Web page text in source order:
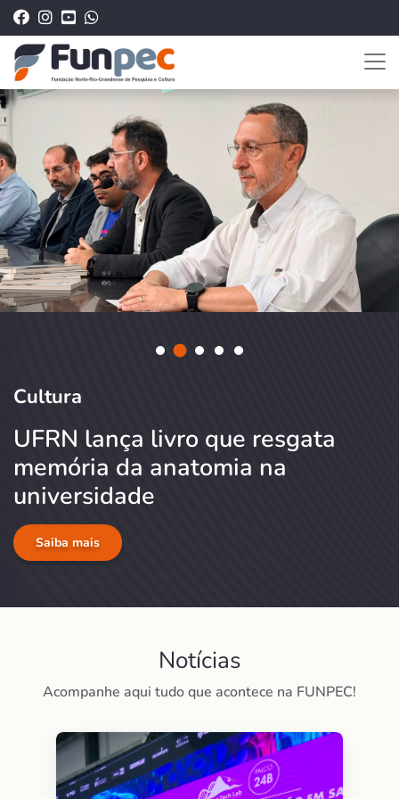
Cultura
UFRN lança livro que resgata
memória da anatomia na
universidade
Saiba mais
Notícias
Acompanhe aqui tudo que acontece na FUNPEC!